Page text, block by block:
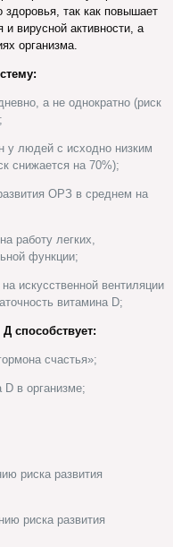
так как повышает
вирусной активности, а
организма.
а не однократно (риск
людей с исходно низким
снижается на 70%);
ОРЗ в среднем на
работу легких,
функции;
искусственной вентиляции
витамина D;
способствует:
счастья»;
в организме;
риска развития
риска развития